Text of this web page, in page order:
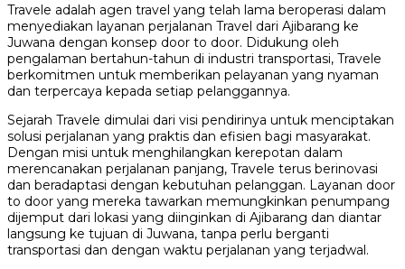
Travele adalah agen travel yang telah lama beroperasi dalam
menyediakan layanan perjalanan Travel dari Ajibarang ke
Juwana dengan konsep door to door. Didukung oleh
pengalaman bertahun-tahun di industri transportasi, Travele
berkomitmen untuk memberikan pelayanan yang nyaman
dan terpercaya kepada setiap pelanggannya.
Sejarah Travele dimulai dari visi pendirinya untuk menciptakan
solusi perjalanan yang praktis dan efisien bagi masyarakat.
Dengan misi untuk menghilangkan kerepotan dalam
merencanakan perjalanan panjang, Travele terus berinovasi
dan beradaptasi dengan kebutuhan pelanggan. Layanan door
to door yang mereka tawarkan memungkinkan penumpang
dijemput dari lokasi yang diinginkan di Ajibarang dan diantar
langsung ke tujuan di Juwana, tanpa perlu berganti
transportasi dan dengan waktu perjalanan yang terjadwal.